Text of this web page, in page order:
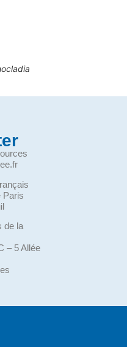
Paris
de la
– 5 Allée